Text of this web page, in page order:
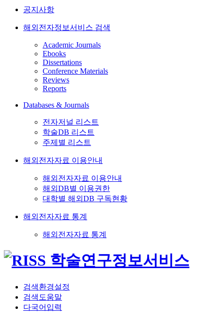
공지사항
해외전자정보서비스 검색
Academic Journals
Ebooks
Dissertations
Conference Materials
Reviews
Reports
Databases & Journals
전자저널 리스트
학술DB 리스트
주제별 리스트
해외전자자료 이용안내
해외전자자료 이용안내
해외DB별 이용권한
대학별 해외DB 구독현황
해외전자자료 통계
해외전자자료 통계
검색환경설정
검색도움말
다국어입력